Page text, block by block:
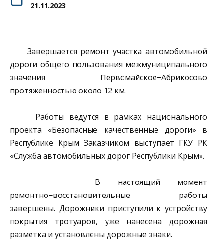
21.11.2023
Завершается ремонт участка автомобильной
дороги общего пользования межмуниципального
значения Первомайское−Абрикосово
протяженностью около 12 км.
Работы ведутся в рамках национального
проекта «Безопасные качественные дороги» в
Республике Крым Заказчиком выступает ГКУ РК
«Служба автомобильных дорог Республики Крым».
В настоящий момент
ремонтно−восстановительные работы
завершены. Дорожники приступили к устройству
покрытия тротуаров, уже нанесена дорожная
разметка и установлены дорожные знаки.